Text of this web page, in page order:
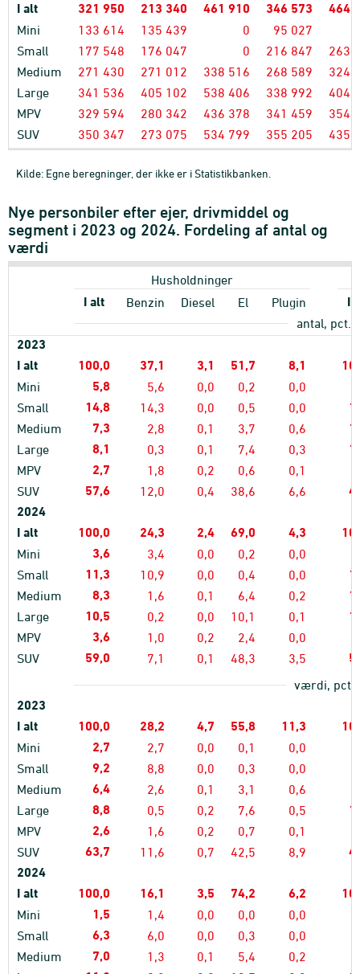
I alt 321 950 213 340 461 910 346 573 464
Mini 133 614 135 439 0 95 027
Small
177 548 176 047 0 216 847 263
Medium
271 430 271 012 338 516 268 589 324
Large
341 536 405 102 538 406 338 992 404
MPV
329 594 280 342 436 378 341 459 354
SUV
350 347 273 075 534 799 355 205 435
Kilde: Egne beregninger, der ikke er i Statistikbanken.
Nye personbiler efter ejer, drivmiddel og
segment i 2023 og 2024. Fordeling af antal og
værdi
Husholdninger
I alt Benzin Diesel El Plugin I
antal, pct.
2023
I alt
100,0 37,1 3,1 51,7 8,1
Mini 5,8 5,6 0,0 0,2 0,0
Small 14,8 14,3 0,0 0,5 0,0
Medium 7,3 2,8 0,1 3,7 0,6
Large 8,1 0,3 0,1 7,4 0,3
MPV 2,7 1,8 0,2 0,6 0,1
SUV 57,6 12,0 0,4 38,6 6,6
2024
I alt
100,0 24,3 2,4 69,0 4,3
Mini 3,6 3,4 0,0 0,2 0,0
Small 11,3 10,9 0,0 0,4 0,0
Medium 8,3 1,6 0,1 6,4 0,2
Large 10,5 0,2 0,0 10,1 0,1
MPV 3,6 1,0 0,2 2,4 0,0
SUV 59,0 7,1 0,1 48,3 3,5
værdi, pct.
2023
I alt
100,0 28,2 4,7 55,8 11,3
Mini 2,7 2,7 0,0 0,1 0,0
Small 9,2 8,8 0,0 0,3 0,0
Medium 6,4 2,6 0,1 3,1 0,6
Large 8,8 0,5 0,2 7,6 0,5
MPV 2,6 1,6 0,2 0,7 0,1
SUV 63,7 11,6 0,7 42,5 8,9
2024
I alt
100,0 16,1 3,5 74,2 6,2
Mini 1,5 1,4 0,0 0,0 0,0
Small 6,3 6,0 0,0 0,3 0,0
Medium 7,0 1,3 0,1 5,4 0,2